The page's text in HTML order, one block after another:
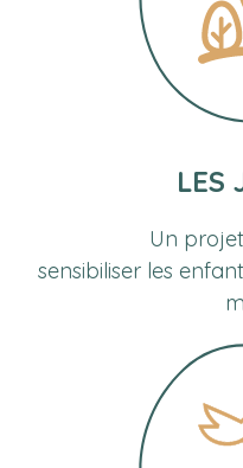
LES
Un
sensibiliser les